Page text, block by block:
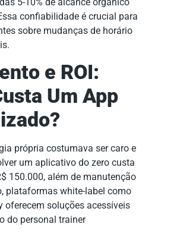
confiabilidade é crucial para
sobre mudanças de horário
e ROI:
Um App
própria costumava ser caro e
um aplicativo do zero custa
150.000, além de manutenção
plataformas white-label como
oferecem soluções acessíveis
do personal trainer